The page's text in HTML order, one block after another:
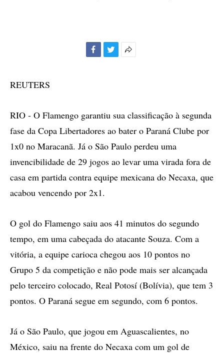
REUTERS
RIO - O Flamengo garantiu sua classificação à segunda
fase da Copa Libertadores ao bater o Paraná Clube por
1x0 no Maracanã. Já o São Paulo perdeu uma
invencibilidade de 29 jogos ao levar uma virada fora de
casa em partida contra equipe mexicana do Necaxa, que
acabou vencendo por 2x1.
O gol do Flamengo saiu aos 41 minutos do segundo
tempo, em uma cabeçada do atacante Souza. Com a
vitória, a equipe carioca chegou aos 10 pontos no
Grupo 5 da competição e não pode mais ser alcançada
pelo terceiro colocado, Real Potosí (Bolívia), que tem 3
pontos. O Paraná segue em segundo, com 6 pontos.
Já o São Paulo, que jogou em Aguascalientes, no
México, saiu na frente do Necaxa com um gol de